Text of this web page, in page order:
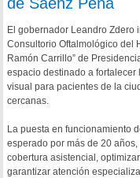
El gobernador Leandro Zdero
Consultorio Oftalmológico del
Ramón Carrillo” de
espacio destinado a fortalecer
visual para pacientes de la
cercanas.
La puesta en funcionamiento
esperado por más de 20
cobertura asistencial,
garantizar atención